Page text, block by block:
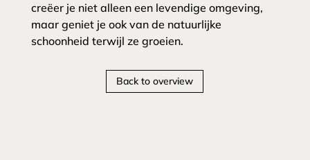
creëer je niet alleen een levendige omgeving,
maar geniet je ook van de natuurlijke
schoonheid terwijl ze groeien.
Back to overview